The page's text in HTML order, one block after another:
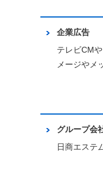
企業広告
テレビCM
メージやメ
グループ会
日商エステ